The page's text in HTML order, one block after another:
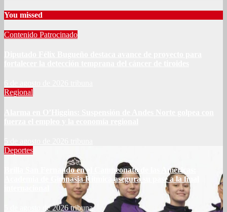
You missed
Contenido Patrocinado
Regional
Deportes
Brilla San Fernando en el Campeonato de las Américas:
Academia de Gimnasia Rítmica asegura su pase a la final
5 de agosto de 2026tribuna